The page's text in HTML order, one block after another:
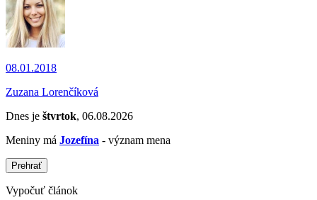
08.01.2018
Zuzana Lorenčíková
Dnes je štvrtok, 06.08.2026
Meniny má Jozefína - význam mena
Prehrať
Vypočuť článok